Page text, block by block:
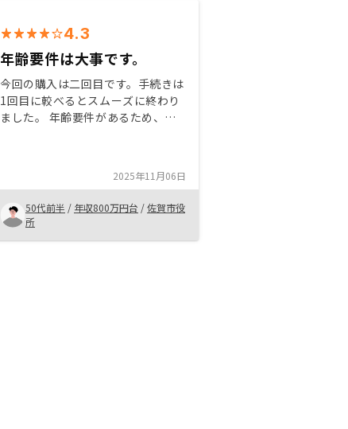
4.3
年齢要件は大事です。
今回の購入は二回目です。手続きは
1回目に較べるとスムーズに終わり
ました。 年齢要件があるため、購
2025年11月06日
50代前半 / 年収800万円台 /佐賀市役
所